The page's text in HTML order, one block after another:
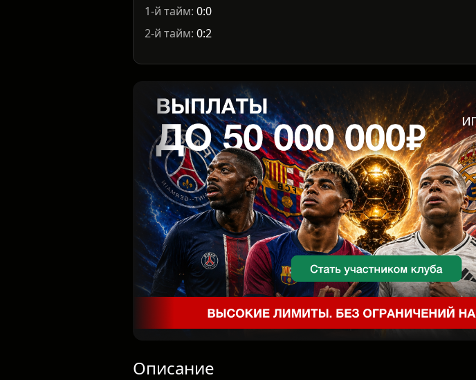
1-й тайм: 0:0
2-й тайм: 0:2
Описание